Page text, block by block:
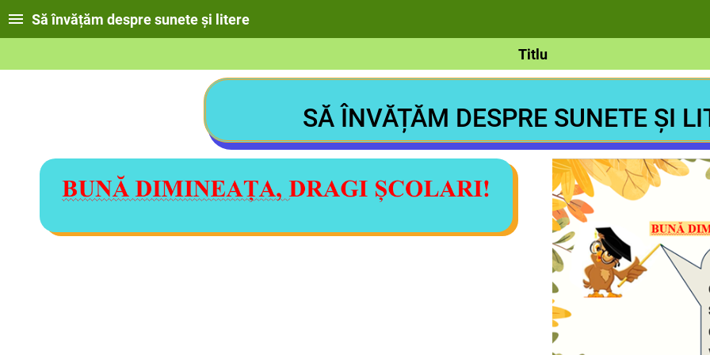
Să învățăm despre sunete și litere
Titlu
SĂ ÎNVĂȚĂM DESPRE SUNETE ȘI